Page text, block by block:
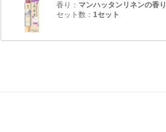
香り： マンハッタンリネンの香り
セット数： 1セット